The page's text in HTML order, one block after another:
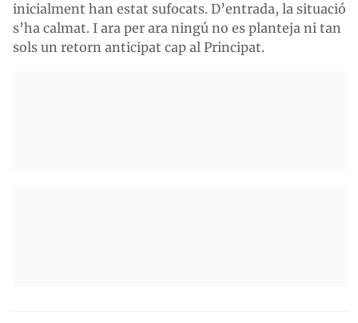
inicialment han estat sufocats. D’entrada, la situació
s’ha calmat. I ara per ara ningú no es planteja ni tan
sols un retorn anticipat cap al Principat.